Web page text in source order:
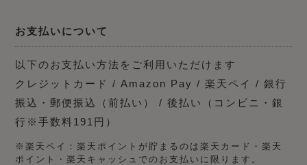
お支払いについて
以下のお支払い方法をご利用いただけます
クレジットカード / Amazon Pay / 楽天ペイ / 銀行
振込・郵便振込（前払い） / 後払い（コンビニ・銀
行※手数料191円）
※楽天ペイ：楽天ポイントが貯まるのは楽天カード・楽天
ポイント・楽天キャッシュでのお支払いに限ります。